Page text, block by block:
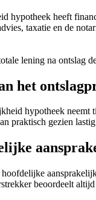
hypotheek heeft
taxatie en de
lening na ontslag
het
hypotheek
praktisch gezien
beoordeelt